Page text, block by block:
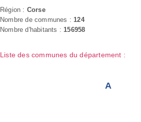
Région : Corse
Nombre de communes : 124
Nombre d'habitants : 156958
Liste des communes du département :
A